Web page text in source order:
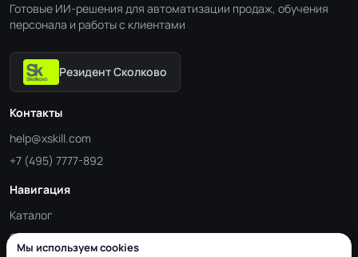
Готовые ИИ-решения для автоматизации продаж, обучения
персонала и работы с клиентами
Резидент Сколково
Контакты
help@xskill.com
+7 (495) 7777-892
Навигация
Каталог
Отрасли
Мы используем cookies